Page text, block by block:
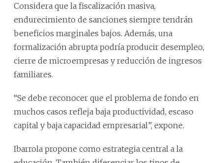
Considera que la fiscalización masiva,
endurecimiento de sanciones siempre tendrán
beneficios marginales bajos. Además, una
formalización abrupta podría producir desempleo,
cierre de microempresas y reducción de ingresos
familiares.
“Se debe reconocer que el problema de fondo en
muchos casos refleja baja productividad, escaso
capital y baja capacidad empresarial”, expone.
Ibarrola propone como estrategia central a la